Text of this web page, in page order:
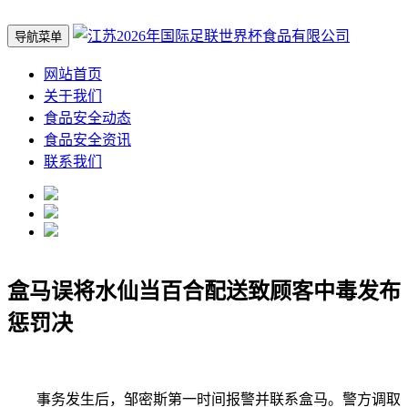
导航菜单
网站首页
关于我们
食品安全动态
食品安全资讯
联系我们
盒马误将水仙当百合配送致顾客中毒发布
惩罚决
事务发生后，邹密斯第一时间报警并联系盒马。警方调取